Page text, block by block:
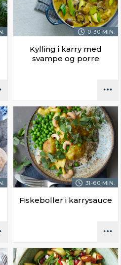
0-30 MIN.
Kylling i karry med
svampe og porre
31-60 MIN.
Fiskeboller i karrysauce